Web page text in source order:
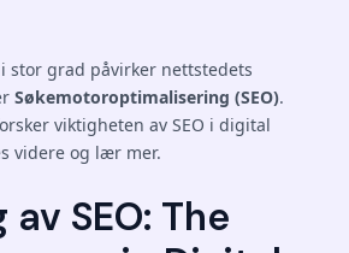
stor grad påvirker nettstedets
Søkemotoroptimalisering (SEO).
viktigheten av SEO i digital
videre og lær mer.
SEO: The